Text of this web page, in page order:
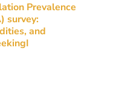
Prevalence
survey:
and